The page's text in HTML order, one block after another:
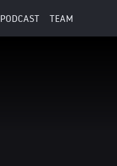
PODCAST TEAM